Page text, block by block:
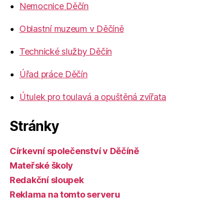
Nemocnice Děčín
Oblastní muzeum v Děčíně
Technické služby Děčín
Úřad práce Děčín
Útulek pro toulavá a opuštěná zvířata
Stránky
Církevní společenství v Děčíně
Mateřské školy
Redakční sloupek
Reklama na tomto serveru